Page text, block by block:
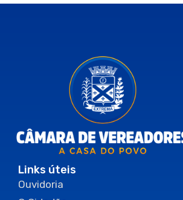
Links úteis
Ouvidoria